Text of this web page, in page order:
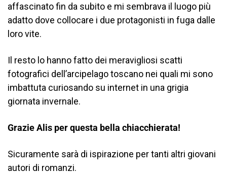
affascinato fin da subito e mi sembrava il luogo più
adatto dove collocare i due protagonisti in fuga dalle
loro vite.
Il resto lo hanno fatto dei meravigliosi scatti
fotografici dell’arcipelago toscano nei quali mi sono
imbattuta curiosando su internet in una grigia
giornata invernale.
Grazie Alis per questa bella chiacchierata!
Sicuramente sarà di ispirazione per tanti altri giovani
autori di romanzi.